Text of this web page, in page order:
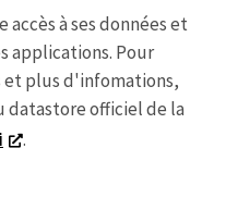
à ses données et
applications. Pour
et plus d'infomations,
datastore officiel de la
.